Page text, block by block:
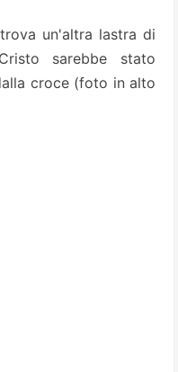
un'altra lastra di
sarebbe stato
croce (foto in alto